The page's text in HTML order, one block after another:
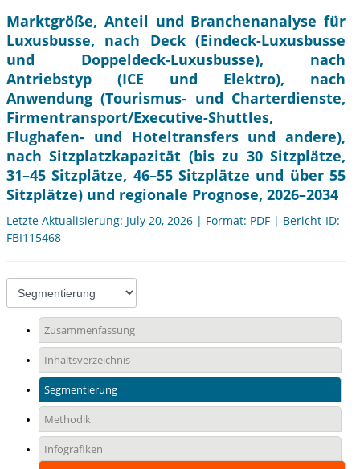
Marktgröße, Anteil und Branchenanalyse für
Luxusbusse, nach Deck (Eindeck-Luxusbusse
und Doppeldeck-Luxusbusse), nach
Antriebstyp (ICE und Elektro), nach
Anwendung (Tourismus- und Charterdienste,
Firmentransport/Executive-Shuttles,
Flughafen- und Hoteltransfers und andere),
nach Sitzplatzkapazität (bis zu 30 Sitzplätze,
31–45 Sitzplätze, 46–55 Sitzplätze und über 55
Sitzplätze) und regionale Prognose, 2026–2034
Letzte Aktualisierung: July 20, 2026 | Format: PDF | Bericht-ID:
FBI115468
Zusammenfassung
Inhaltsverzeichnis
Segmentierung
Methodik
Infografiken